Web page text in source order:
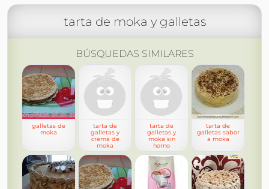
tarta de moka y galletas
BÚSQUEDAS SIMILARES
galletas de
moka
tarta de
galletas y
crema de
moka
tarta de
galletas y
moka sin
horno
tarta de
galletas sabor
a moka